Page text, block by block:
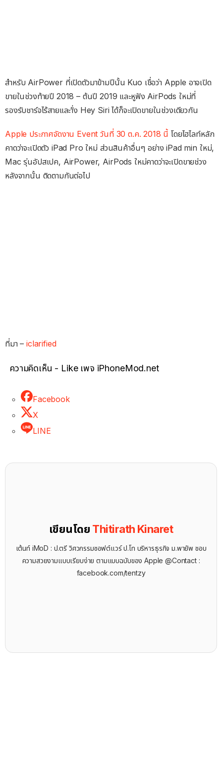
สำหรับ AirPower ที่เปิดตัวมาข้ามปีนั้น Kuo เชื่อว่า Apple อาจเปิด
ขายในช่วงท้ายปี 2018 – ต้นปี 2019 และหูฟัง AirPods ใหม่ที่
รองรับชาร์จไร้สายและาั่ง Hey Siri ได้ก็จะเปิดขายในช่วงเดียวกัน
Apple ประกาศจัดงาน Event วันที่ 30 ต.ค. 2018 นี้โดยไฮไลท์หลัก
คาดว่าจะเปิดตัว iPad Pro ใหม่ ส่วนสินค้าอื่นๆ อย่าง iPad min ใหม่,
Mac รุ่นอัปสเปค, AirPower, AirPods ใหม่คาดว่าจะเปิดขายช่วง
หลังจากนั้น ติดตามกันต่อไป
ที่มา –iclarified
ความคิดเห็น - Like เพจ iPhoneMod.net
Facebook
X
LINE
เขียนโดย Thitirath Kinaret
เต้นท์ iMoD : ป.ตรี วิศวกรรมซอฟต์แวร์ ป.โท บริหารธุรกิจ ม.พายัพ ชอบ
ความสวยงามแบบเรียบง่าย ตามแบบฉบับของ Apple @Contact :
facebook.com/tentzy